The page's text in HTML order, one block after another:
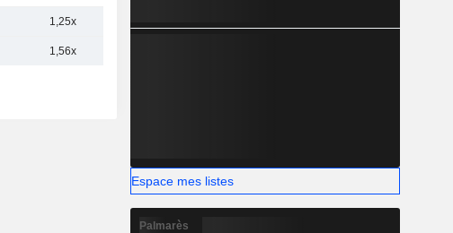
1,25x
1,56x
Espace mes listes
Palmarès